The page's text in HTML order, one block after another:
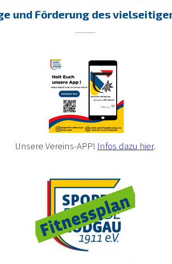
und Förderung des
----------
Unsere Vereins-APP! Infos dazu hier.